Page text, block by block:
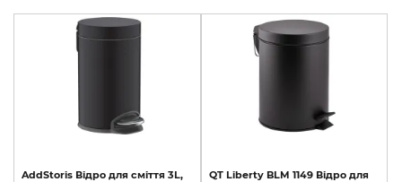
AddStoris Відро для сміття 3L,
QT Liberty BLM 1149 Відро для